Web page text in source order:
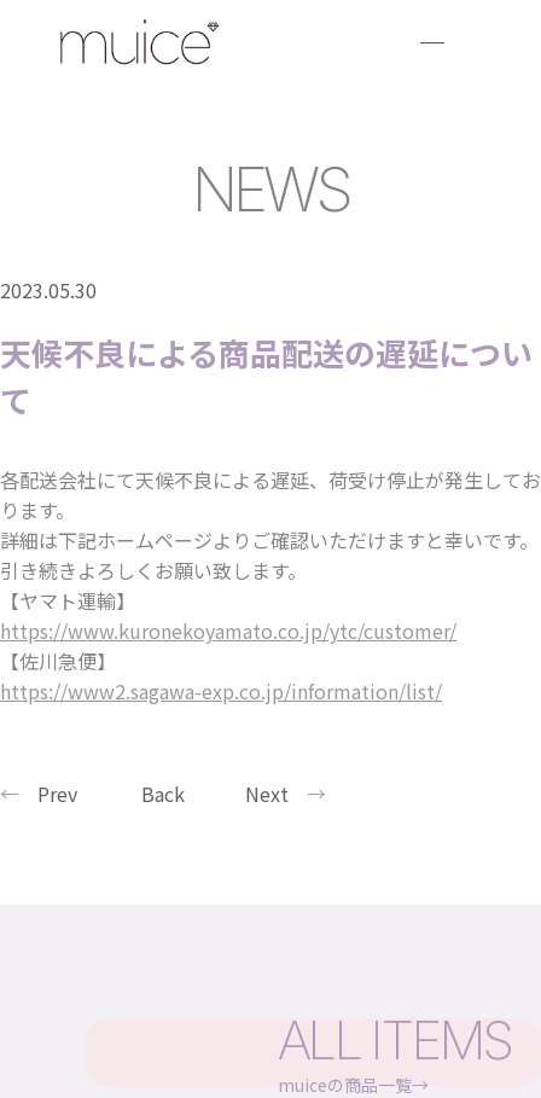
NEWS
天候不良による商品配送の遅延につい
て
2023.05.30
各配送会社にて天候不良による遅延、荷受け停止が発生してお
ります。
詳細は下記ホームページよりご確認いただけますと幸いです。
引き続きよろしくお願い致します。
【ヤマト運輸】
https://www.kuronekoyamato.co.jp/ytc/customer/
【佐川急便】
https://www2.sagawa-exp.co.jp/information/list/
Prev Back Next
ALL ITEMS
muiceの商品一覧